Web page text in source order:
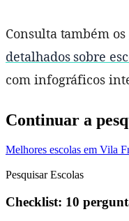
Consulta também os
detalhados sobre
com infográficos
Continuar a
Melhores escolas em Vila
Pesquisar Escolas
Checklist: 10